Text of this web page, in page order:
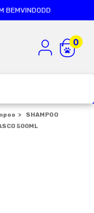
BEMVINDODD
SHAMPOO
500ML